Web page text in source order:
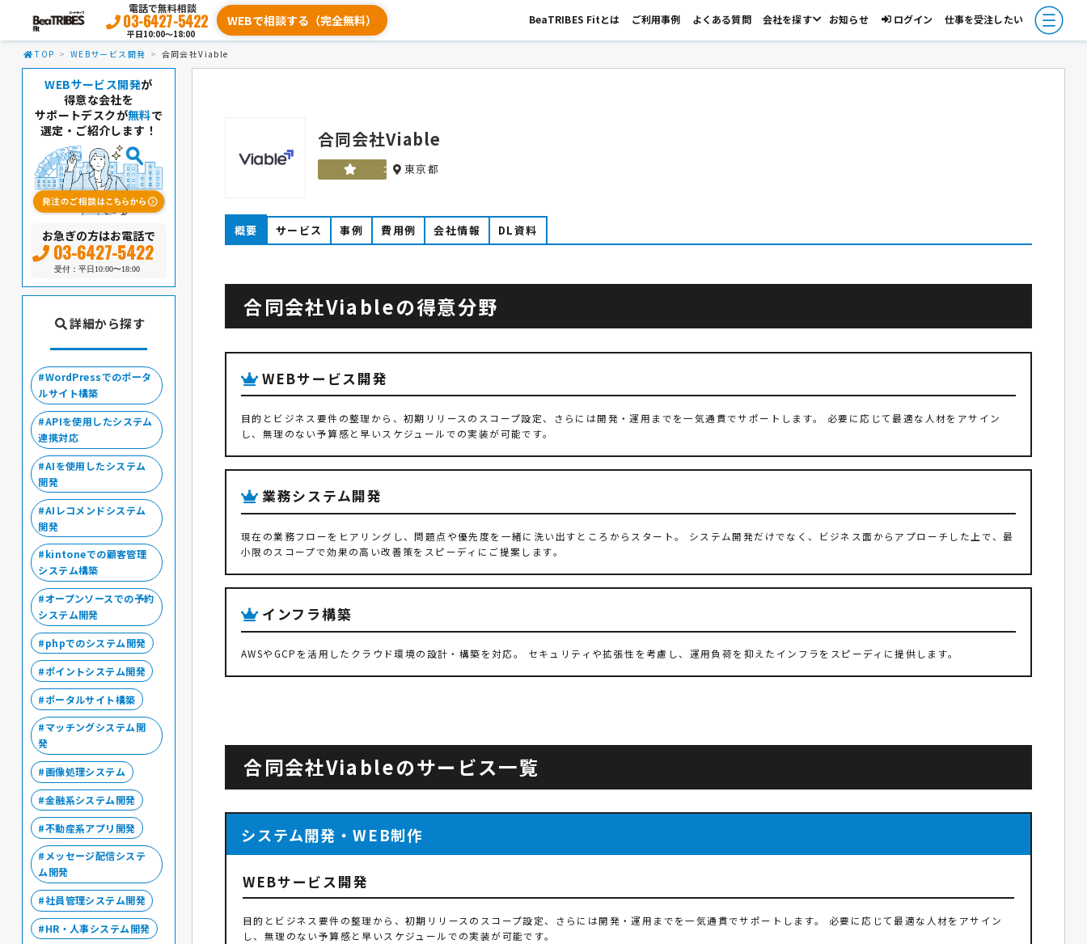
電話で無料相談
03-6427-5422
平日10:00〜18:00
WEBで相談する（完全無料） BeaTRIBES Fitとは ご利用事例 よくある質問 会社を探す お知らせ ログイン 仕事を受注したい
TOP WEBサービス開発 合同会社Viable
WEBサービス開発が
得意な会社を
サポートデスクが無料で
選定・ご紹介します！
お急ぎの方はお電話で
03-6427-5422
受付：平日10:00〜18:00
詳細から探す
WordPressでのポータ
ルサイト構築
APIを使用したシステム
連携対応
AIを使用したシステム
開発
AIレコメンドシステム
開発
kintoneでの顧客管理
システム構築
オープンソースでの予約
システム開発
phpでのシステム開発
ポイントシステム開発
ポータルサイト構築
マッチングシステム開
発
画像処理システム
金融系システム開発
不動産系アプリ開発
メッセージ配信システ
ム開発
社員管理システム開発
HR・人事システム開発
合同会社Viable
ゴールド東京都
概要 サービス 事例 費用例 会社情報 DL資料
合同会社Viableの得意分野
WEBサービス開発
目的とビジネス要件の整理から、初期リリースのスコープ設定、さらには開発・運用までを一気通貫でサポートします。 必要に応じて最適な人材をアサイン
し、無理のない予算感と早いスケジュールでの実装が可能です。
業務システム開発
現在の業務フローをヒアリングし、問題点や優先度を一緒に洗い出すところからスタート。 システム開発だけでなく、ビジネス面からアプローチした上で、最
小限のスコープで効果の高い改善策をスピーディにご提案します。
インフラ構築
AWSやGCPを活用したクラウド環境の設計・構築を対応。 セキュリティや拡張性を考慮し、運用負荷を抑えたインフラをスピーディに提供します。
合同会社Viableのサービス一覧
システム開発・WEB制作
WEBサービス開発
目的とビジネス要件の整理から、初期リリースのスコープ設定、さらには開発・運用までを一気通貫でサポートします。 必要に応じて最適な人材をアサイン
し、無理のない予算感と早いスケジュールでの実装が可能です。